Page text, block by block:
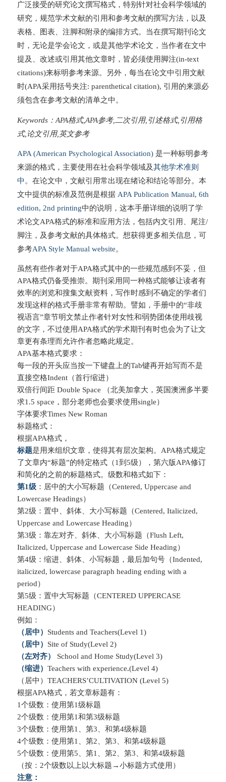
广泛接受的研究论文撰写格式，特别针对社会科学领域的
研究，规范学术文献的引用和参考文献的撰写方法，以及
表格、图表、注脚和附录的编排方式。当在撰写期刊论文
时，无论是学会论文，或是其他学术论文，当作者在文中
提及、改述或引用其他文章时，皆必须使用脚注(in-text
citations)来标明参考来源。另外，每当在论文中引用文献
时(APA采用括号夹注: parenthetical citation), 引用的来源必
须包含在参考文献的清单之中。
Keywords：APA格式,APA参考,二次引用,引述格式,引用格
式,论文引用,英文参考
APA (American Psychological Association)是一种标明参考
来源的格式，主要使用在社会科学领域及其他学术准则
中。 在论文中，文献引用常出现在绪论和结论等部分。本
文中提供的标准及范例是根据 APA Publication Manual, 6th
edition, 2nd printing中的说明，这本手册详细的说明了学
术论文APA格式的标准和应用方法，包括内文引用、尾注/
脚注，及参考文献的具体格式。想获得更多相关信息，可
参考APA Style Manual website。
虽然有些作者对于APA格式其中的一些规范感到不妥，但
APA格式仍备受推崇。期刊采用同一种格式能够让读者有
效率的浏览和搜集文献资料，写作时感到不确定的学者们
发现这样的格式手册非常有帮助。譬如，手册中的“非歧
视语言”章节明文禁止作者针对女性和弱势团体使用歧视
的文字，不过使用APA格式的学术期刊有时也会为了让文
章更有条理而允许作者忽略此规定。
APA基本格式要求：
每一段的开头应当按一下键盘上的Tab键再开始写而不是
直接空格Indent（首行缩进）
双倍行间距 Double Space （北美加拿大，英国澳洲多半要
求1.5 space，部分老师也会要求使用single）
字体要求Times New Roman
标题格式：
根据APA格式，
标题是用来组织文章，使得其有层次架构。APA格式规定
了文章内“标题”的特定格式（1到5级），第六版APA修订
和简化的之前的标题格式。级数和格式如下：
第1级：居中的大小写标题（Centered, Uppercase and
Lowercase Headings）
第2级：置中、斜体、大小写标题（Centered, Italicized,
Uppercase and Lowercase Heading）
第3级：靠左对齐、斜体、大小写标题（Flush Left,
Italicized, Uppercase and Lowercase Side Heading）
第4级：缩进、斜体、小写标题，最后加句号（Indented,
italicized, lowercase paragraph heading ending with a
period）
第5级：置中大写标题（CENTERED UPPERCASE
HEADING）
例如：
（居中） Students and Teachers(Level 1)
（居中） Site of Study(Level 2)
（左对齐） School and Home Study(Level 3)
（缩进） Teachers with experience.(Level 4)
（居中）TEACHERS’CULTIVATION (Level 5)
根据APA格式，若文章标题有：
1个级数：使用第1级标题
2个级数：使用第1和第3级标题
3个级数：使用第1、第3、和第4级标题
4个级数：使用第1、第2、第3、和第4级标题
5个级数：使用第5、第1、第2、第3、和第4级标题
（按：2个级数以上以大标题→小标题方式使用）
注意：